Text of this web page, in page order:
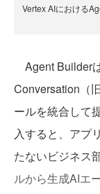
Vertex AIにおける
Agent Builder
Conversation（
ールを統合して
入すると、アプ
たないビジネス
ルから生成AIエ